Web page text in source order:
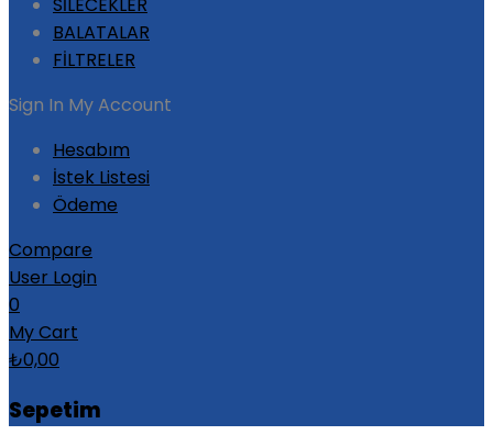
BALATALAR
FİLTRELER
Sign In My Account
Hesabım
İstek Listesi
Ödeme
Compare
User Login
0
My Cart
₺0,00
Sepetim